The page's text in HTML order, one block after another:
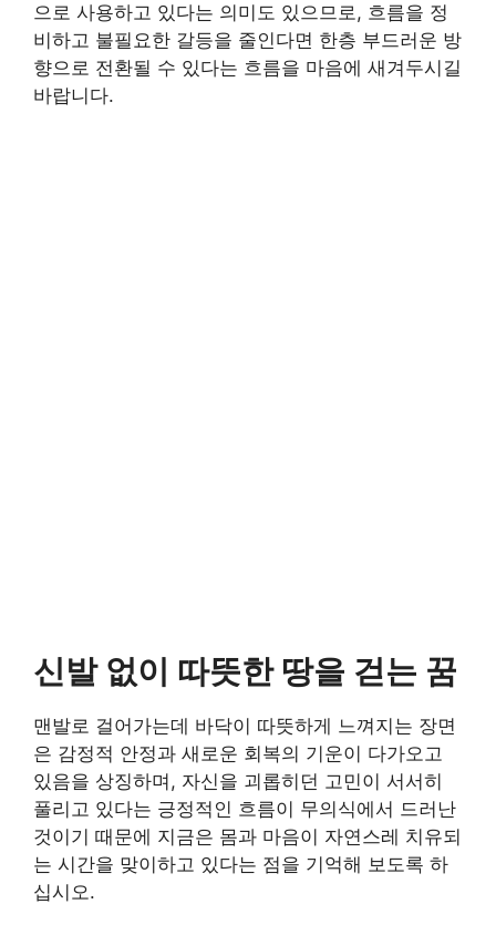
으로 사용하고 있다는 의미도 있으므로, 흐름을 정
비하고 불필요한 갈등을 줄인다면 한층 부드러운 방
향으로 전환될 수 있다는 흐름을 마음에 새겨두시길
바랍니다.
신발 없이 따뜻한 땅을 걷는 꿈
맨발로 걸어가는데 바닥이 따뜻하게 느껴지는 장면
은 감정적 안정과 새로운 회복의 기운이 다가오고
있음을 상징하며, 자신을 괴롭히던 고민이 서서히
풀리고 있다는 긍정적인 흐름이 무의식에서 드러난
것이기 때문에 지금은 몸과 마음이 자연스레 치유되
는 시간을 맞이하고 있다는 점을 기억해 보도록 하
십시오.